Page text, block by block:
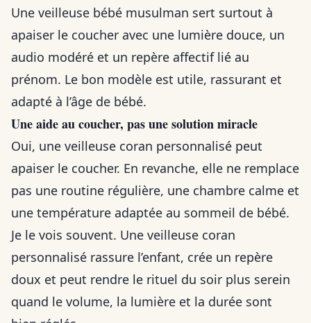
Une veilleuse bébé musulman sert surtout à
apaiser le coucher avec une lumière douce, un
audio modéré et un repère affectif lié au
prénom. Le bon modèle est utile, rassurant et
adapté à l’âge de bébé.
Une aide au coucher, pas une solution miracle
Oui, une veilleuse coran personnalisé peut
apaiser le coucher. En revanche, elle ne remplace
pas une routine régulière, une chambre calme et
une température adaptée au sommeil de bébé.
Je le vois souvent. Une veilleuse coran
personnalisé rassure l’enfant, crée un repère
doux et peut rendre le rituel du soir plus serein
quand le volume, la lumière et la durée sont